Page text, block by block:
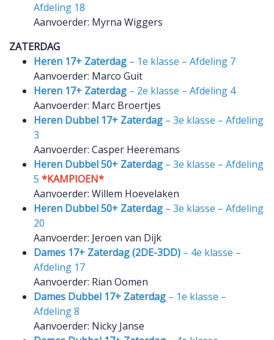
Afdeling 18
Aanvoerder: Myrna Wiggers
ZATERDAG
Heren 17+ Zaterdag – 1e klasse – Afdeling 7
Aanvoerder: Marco Guit
Heren 17+ Zaterdag – 2e klasse – Afdeling 4
Aanvoerder: Marc Broertjes
Heren Dubbel 17+ Zaterdag – 3e klasse – Afdeling
3
Aanvoerder: Casper Heeremans
Heren Dubbel 50+ Zaterdag – 3e klasse – Afdeling
5 *KAMPIOEN*
Aanvoerder: Willem Hoevelaken
Heren Dubbel 50+ Zaterdag – 3e klasse – Afdeling
20
Aanvoerder: Jeroen van Dijk
Dames 17+ Zaterdag (2DE-3DD) – 4e klasse –
Afdeling 17
Aanvoerder: Rian Oomen
Dames Dubbel 17+ Zaterdag – 1e klasse –
Afdeling 8
Aanvoerder: Nicky Janse